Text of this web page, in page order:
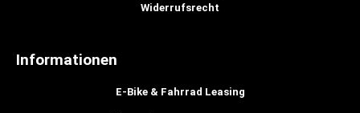
Widerrufsrecht
Informationen
E-Bike & Fahrrad Leasing